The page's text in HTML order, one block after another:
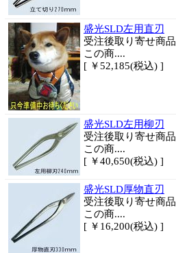
盛光SLD左用直刃
受注後取り寄せ商品
この商....
[ ￥52,185(税込) ]
盛光SLD左用柳刃
受注後取り寄せ商品
この商....
[ ￥40,650(税込) ]
盛光SLD厚物直刃
受注後取り寄せ商品
この商....
[ ￥16,200(税込) ]